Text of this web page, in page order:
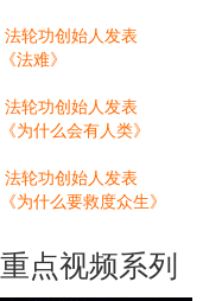
法轮功创始人发表
《法难》
法轮功创始人发表
《为什么会有人类》
法轮功创始人发表
《为什么要救度众生》
重点视频系列